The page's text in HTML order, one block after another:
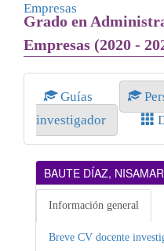
Empresas
Grado en
Empresas (2020 -
Guías
investigador
BAUTE DÍAZ, NISAMAR
Información general
Breve CV docente